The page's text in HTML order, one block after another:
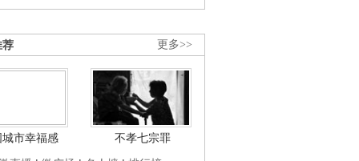
更多>>
荐
城市幸福感
不孝七宗罪